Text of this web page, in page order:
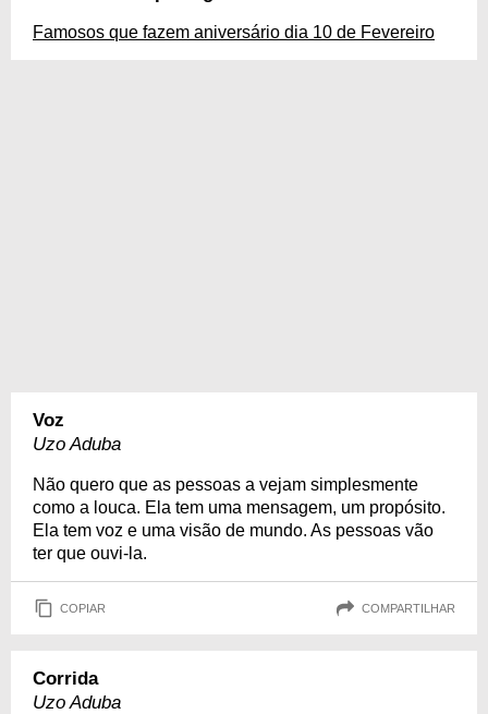
Famosos que fazem aniversário dia 10 de Fevereiro
Voz
Uzo Aduba
Não quero que as pessoas a vejam simplesmente
como a louca. Ela tem uma mensagem, um propósito.
Ela tem voz e uma visão de mundo. As pessoas vão
ter que ouvi-la.
COPIAR COMPARTILHAR
Corrida
Uzo Aduba